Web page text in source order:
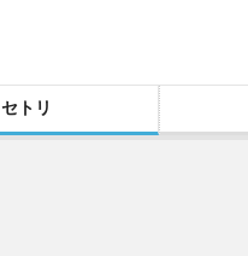
セトリ